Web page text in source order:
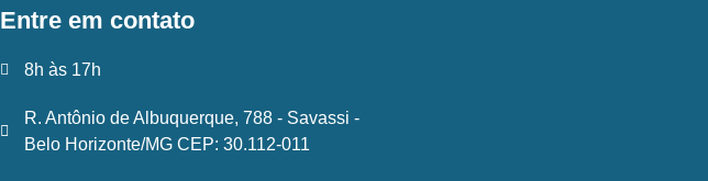
Entre em contato
8h às 17h
R. Antônio de Albuquerque, 788 - Savassi -
Belo Horizonte/MG CEP: 30.112-011